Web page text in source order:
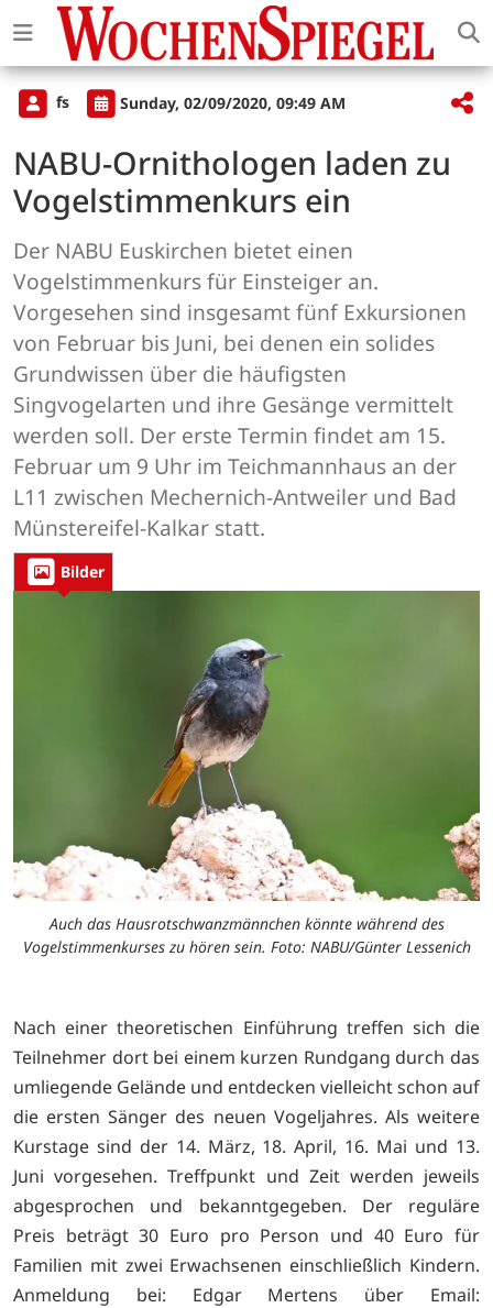
fs Sunday, 02/09/2020, 09:49 AM
NABU-Ornithologen laden zu
Vogelstimmenkurs ein
Der NABU Euskirchen bietet einen
Vogelstimmenkurs für Einsteiger an.
Vorgesehen sind insgesamt fünf Exkursionen
von Februar bis Juni, bei denen ein solides
Grundwissen über die häufigsten
Singvogelarten und ihre Gesänge vermittelt
werden soll. Der erste Termin findet am 15.
Februar um 9 Uhr im Teichmannhaus an der
L11 zwischen Mechernich-Antweiler und Bad
Münstereifel-Kalkar statt.
Bilder
Auch das Hausrotschwanzmännchen könnte während des
Vogelstimmenkurses zu hören sein. Foto: NABU/Günter Lessenich
Nach einer theoretischen Einführung treffen sich die
Teilnehmer dort bei einem kurzen Rundgang durch das
umliegende Gelände und entdecken vielleicht schon auf
die ersten Sänger des neuen Vogeljahres. Als weitere
Kurstage sind der 14. März, 18. April, 16. Mai und 13.
Juni vorgesehen. Treffpunkt und Zeit werden jeweils
abgesprochen und bekanntgegeben. Der reguläre
Preis beträgt 30 Euro pro Person und 40 Euro für
Familien mit zwei Erwachsenen einschließlich Kindern.
Anmeldung bei: Edgar Mertens über Email: